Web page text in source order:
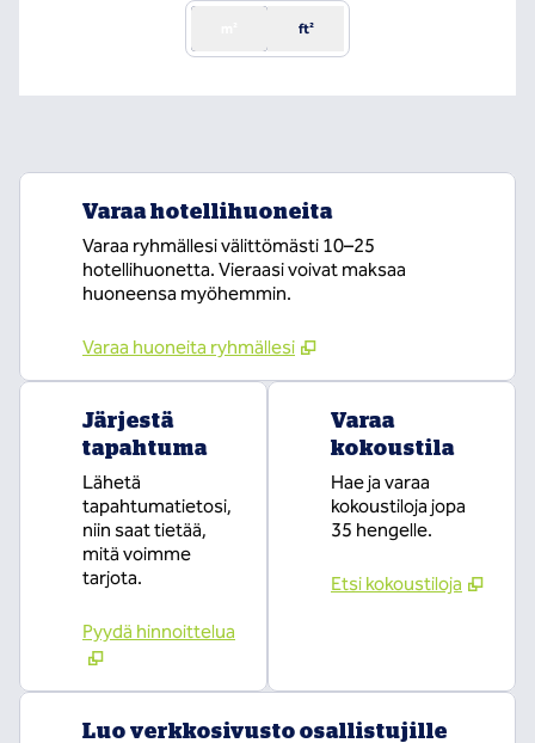
ft²
Varaa hotellihuoneita
Varaa ryhmällesi välittömästi 10–25
hotellihuonetta. Vieraasi voivat maksaa
huoneensa myöhemmin.
Varaa huoneita ryhmällesi
Järjestä
tapahtuma
Lähetä
tapahtumatietosi,
niin saat tietää,
mitä voimme
tarjota.
Pyydä hinnoittelua
Varaa
kokoustila
Hae ja varaa
kokoustiloja jopa
35 hengelle.
Etsi kokoustiloja
Luo verkkosivusto osallistujille